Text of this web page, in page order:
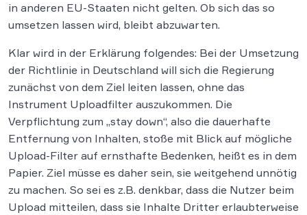
in anderen EU-Staaten nicht gelten. Ob sich das so
umsetzen lassen wird, bleibt abzuwarten.
Klar wird in der Erklärung folgendes: Bei der Umsetzung
der Richtlinie in Deutschland will sich die Regierung
zunächst von dem Ziel leiten lassen, ohne das
Instrument Uploadfilter auszukommen. Die
Verpflichtung zum „stay down“, also die dauerhafte
Entfernung von Inhalten, stoße mit Blick auf mögliche
Upload-Filter auf ernsthafte Bedenken, heißt es in dem
Papier. Ziel müsse es daher sein, sie weitgehend unnötig
zu machen. So sei es z.B. denkbar, dass die Nutzer beim
Upload mitteilen, dass sie Inhalte Dritter erlaubterweise